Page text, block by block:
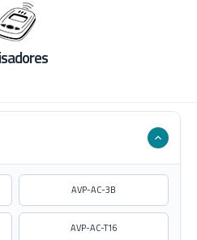
AVP-AC-3B
AVP-AC-T16